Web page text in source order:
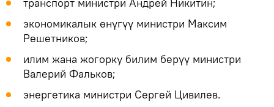
экономикалык өнүгүү министри Максим
Решетников;
илим жана жогорку билим берүү министри
Валерий Фальков;
энергетика министри Сергей Цивилев.